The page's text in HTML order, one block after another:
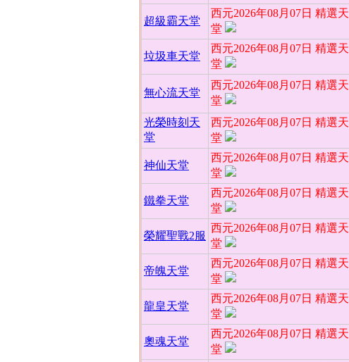
超級霸天堂
西元2026年08月07日 精選天
堂
垃圾車天堂
西元2026年08月07日 精選天
堂
無心流天堂
西元2026年08月07日 精選天
堂
光榮時刻天
堂
西元2026年08月07日 精選天
堂
神仙天堂
西元2026年08月07日 精選天
堂
鐵拳天堂
西元2026年08月07日 精選天
堂
榮耀聖戰2服
西元2026年08月07日 精選天
堂
帝魄天堂
西元2026年08月07日 精選天
堂
龍皇天堂
西元2026年08月07日 精選天
堂
奧魂天堂
西元2026年08月07日 精選天
堂